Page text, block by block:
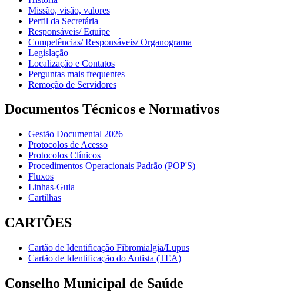
Missão, visão, valores
Perfil da Secretária
Responsáveis/ Equipe
Competências/ Responsáveis/ Organograma
Legislação
Localização e Contatos
Perguntas mais frequentes
Remoção de Servidores
Documentos Técnicos e Normativos
Gestão Documental 2026
Protocolos de Acesso
Protocolos Clínicos
Procedimentos Operacionais Padrão (POP'S)
Fluxos
Linhas-Guia
Cartilhas
CARTÕES
Cartão de Identificação Fibromialgia/Lupus
Cartão de Identificação do Autista (TEA)
Conselho Municipal de Saúde